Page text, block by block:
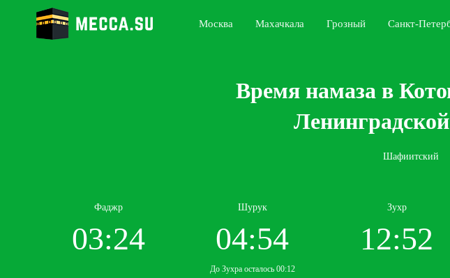
Москва Махачкала Грозный Санкт-
Время намаза в
Шафиитский
Фаджр
03:24
Шурук
04:54
До Зухра осталось 00:12
Зухр
12:52